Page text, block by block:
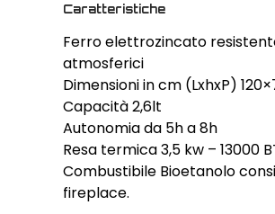
Caratteristiche
Ferro elettrozincato
atmosferici
Dimensioni in cm (LxhxP)
Capacità 2,6lt
Autonomia da 5h a 8h
Resa termica 3,5 kw – 13000
Combustibile Bioetanolo
fireplace.